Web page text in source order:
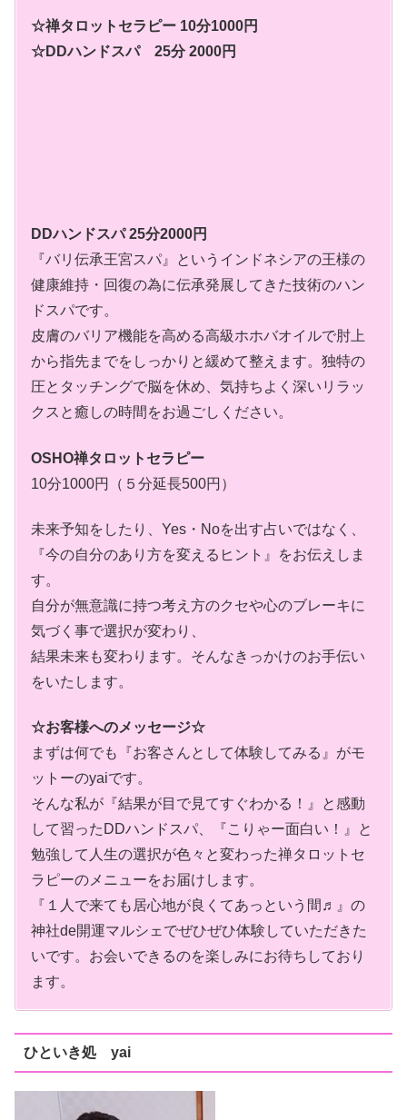
☆禅タロットセラピー 10分1000円
☆DDハンドスパ 25分 2000円
DDハンドスパ 25分2000円
『バリ伝承王宮スパ』というインドネシアの王様の
健康維持・回復の為に伝承発展してきた技術のハン
ドスパです。
皮膚のバリア機能を高める高級ホホバオイルで肘上
から指先までをしっかりと緩めて整えます。独特の
圧とタッチングで脳を休め、気持ちよく深いリラッ
クスと癒しの時間をお過ごしください。
OSHO禅タロットセラピー
10分1000円（５分延長500円）
未来予知をしたり、Yes・Noを出す占いではなく、
『今の自分のあり方を変えるヒント』をお伝えしま
す。
自分が無意識に持つ考え方のクセや心のブレーキに
気づく事で選択が変わり、
結果未来も変わります。そんなきっかけのお手伝い
をいたします。
☆お客様へのメッセージ☆
まずは何でも『お客さんとして体験してみる』がモ
ットーのyaiです。
そんな私が『結果が目で見てすぐわかる！』と感動
して習ったDDハンドスパ、『こりゃー面白い！』と
勉強して人生の選択が色々と変わった禅タロットセ
ラピーのメニューをお届けします。
『１人で来ても居心地が良くてあっという間♬』の
神社de開運マルシェでぜひぜひ体験していただきた
いです。お会いできるのを楽しみにお待ちしており
ます。
ひといき処 yai